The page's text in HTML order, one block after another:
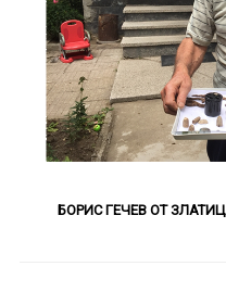
БОРИС ГЕЧЕВ ОТ